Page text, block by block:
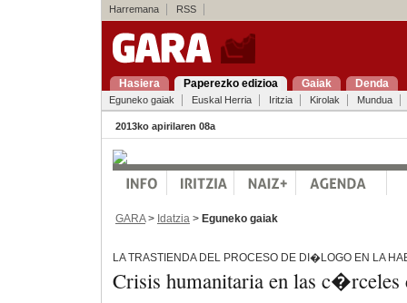
Harremana RSS
Hasiera Paperezko edizioa Gaiak Denda
Eguneko gaiak Euskal Herria Iritzia Kirolak Mundua
2013ko apirilaren 08a
GARA> Idatzia > Eguneko gaiak
LA TRASTIENDA DEL PROCESO DE DI�LOGO EN LA
Crisis humanitaria en las c�rceles